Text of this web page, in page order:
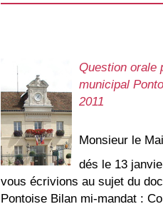
Question orale
municipal
2011
Monsieur le
dés le 13
vous écrivions au sujet du
Pontoise Bilan mi-mandat :